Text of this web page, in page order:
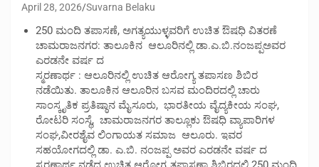
April 28, 2026 Suvarna Belaku
250 ಮಂದಿ ತಪಾಸಣೆ, ಅಗತ್ಯಯುಳ್ಳವರಿಗೆ ಉಚಿತ ಔಷಧಿ ವಿತರಣೆ
ಚಾಮರಾಜನಗರ: ತಾಲೂಕಿನ ಆಲೂರಿನಲ್ಲಿ ಡಾ.ಎ.ಬಿ.ನಂಜಪ್ಪಅವರ
ಎರಡನೇ ವರ್ಷ ದ
ಸ್ಮರಣಾರ್ಥ : ಆಲೂರಿನಲ್ಲಿ ಉಚಿತ ಆರೋಗ್ಯ ತಪಾಸಣ ಶಿಬಿರ
ನಡೆಯಿತು. ತಾಲೂಕಿನ ಆಲೂರಿನ ಬಸವ ಮಂದಿರದಲ್ಲಿ ಚಾರು
ಸಾಂಸ್ಕೃತಿಕ ಪ್ರತಿಷ್ಠಾನ ಮೈಸೂರು, ಭಾರತೀಯ ವೈದ್ಯಕೀಯ ಸಂಘ,
ರೋಟರಿ ಸಂಸ್ಥೆ, ಚಾಮರಾಜನಗರ ತಾಲ್ಲೂಕು ಔಷಧಿ ವ್ಯಾಪಾರಿಗಳ
ಸಂಘ,ವೀರಶೈವ ಲಿಂಗಾಯತ ಸಮಾಜ ಆಲೂರು. ಇವರ
ಸಹಯೋಗದಲ್ಲಿ ಡಾ. ಎ.ಬಿ. ನಂಜಪ್ಪ ಅವರ ಎರಡನೇ ವರ್ಷ ದ